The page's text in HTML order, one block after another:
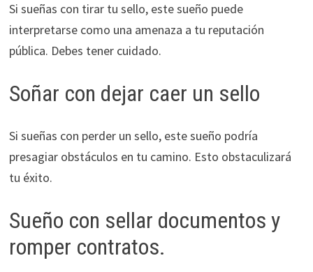
Si sueñas con tirar tu sello, este sueño puede
interpretarse como una amenaza a tu reputación
pública. Debes tener cuidado.
Soñar con dejar caer un sello
Si sueñas con perder un sello, este sueño podría
presagiar obstáculos en tu camino. Esto obstaculizará
tu éxito.
Sueño con sellar documentos y
romper contratos.